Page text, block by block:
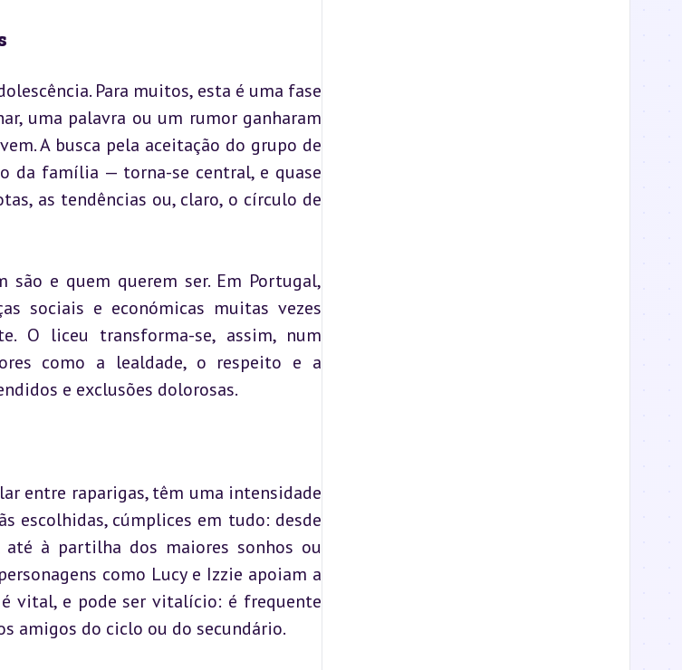
Para muitos, esta é uma fase
uma palavra ou um rumor ganharam
A busca pela aceitação do grupo de
da família — torna-se central, e quase
as tendências ou, claro, o círculo de
são e quem querem ser. Em Portugal,
sociais e económicas muitas vezes
O liceu transforma-se, assim, num
como a lealdade, o respeito e a
e exclusões dolorosas.
entre raparigas, têm uma intensidade
escolhidas, cúmplices em tudo: desde
até à partilha dos maiores sonhos ou
como Lucy e Izzie apoiam a
vital, e pode ser vitalício: é frequente
amigos do ciclo ou do secundário.